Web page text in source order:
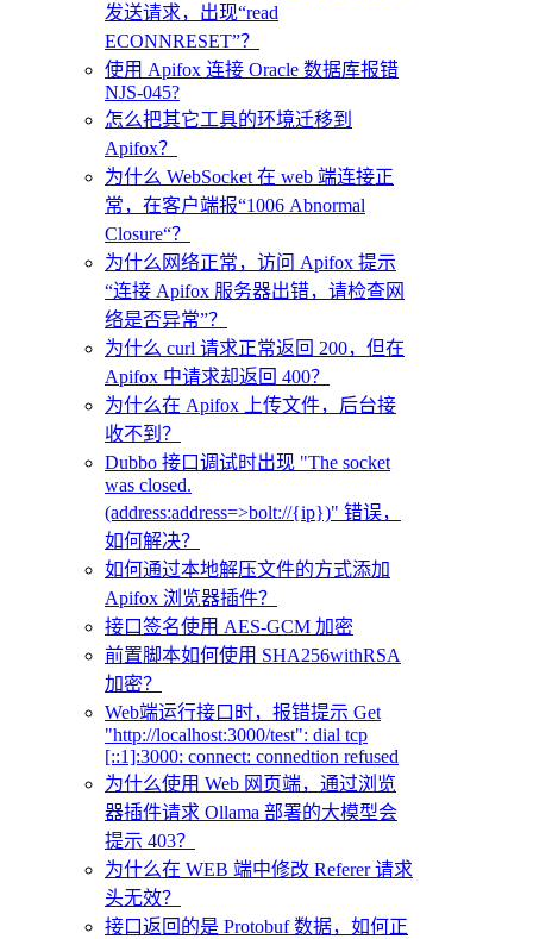
发送请求，出现“read
ECONNRESET”？
使用 Apifox 连接 Oracle 数据库报错
NJS-045?
怎么把其它工具的环境迁移到
Apifox？
为什么 WebSocket 在 web 端连接正
常，在客户端报“1006 Abnormal
Closure“？
为什么网络正常，访问 Apifox 提示
“连接 Apifox 服务器出错，请检查网
络是否异常”？
为什么 curl 请求正常返回 200，但在
Apifox 中请求却返回 400？
为什么在 Apifox 上传文件，后台接
收不到？
Dubbo 接口调试时出现 "The socket
was closed.
(address:address=>bolt://{ip})" 错误，
如何解决？
如何通过本地解压文件的方式添加
Apifox 浏览器插件？
接口签名使用 AES-GCM 加密
前置脚本如何使用 SHA256withRSA
加密？
Web端运行接口时，报错提示 Get
"http://localhost:3000/test": dial tcp
[::1]:3000: connect: connedtion refused
为什么使用 Web 网页端，通过浏览
器插件请求 Ollama 部署的大模型会
提示 403？
为什么在 WEB 端中修改 Referer 请求
头无效？
接口返回的是 Protobuf 数据，如何正